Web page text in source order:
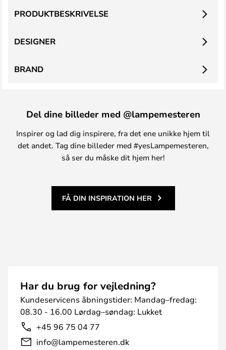
PRODUKTBESKRIVELSE
DESIGNER
BRAND
Del dine billeder med @lampemesteren
Inspirer og lad dig inspirere, fra det ene unikke hjem til
det andet. Tag dine billeder med #yesLampemesteren,
så ser du måske dit hjem her!
FÅ DIN INSPIRATION HER
Har du brug for vejledning?
Kundeservicens åbningstider: Mandag–fredag:
08.30 - 16.00 Lørdag–søndag: Lukket
+45 96 75 04 77
info@lampemesteren.dk